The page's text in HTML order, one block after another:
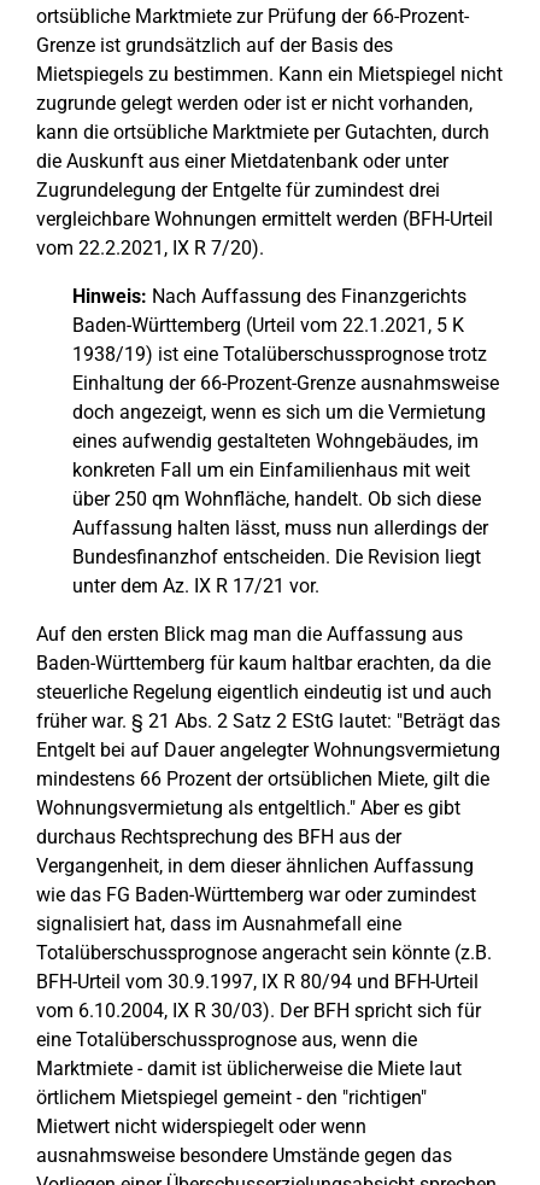
ortsübliche Marktmiete zur Prüfung der 66-Prozent-
Grenze ist grundsätzlich auf der Basis des
Mietspiegels zu bestimmen. Kann ein Mietspiegel nicht
zugrunde gelegt werden oder ist er nicht vorhanden,
kann die ortsübliche Marktmiete per Gutachten, durch
die Auskunft aus einer Mietdatenbank oder unter
Zugrundelegung der Entgelte für zumindest drei
vergleichbare Wohnungen ermittelt werden (BFH-Urteil
vom 22.2.2021, IX R 7/20).
Hinweis: Nach Auffassung des Finanzgerichts
Baden-Württemberg (Urteil vom 22.1.2021, 5 K
1938/19) ist eine Totalüberschussprognose trotz
Einhaltung der 66-Prozent-Grenze ausnahmsweise
doch angezeigt, wenn es sich um die Vermietung
eines aufwendig gestalteten Wohngebäudes, im
konkreten Fall um ein Einfamilienhaus mit weit
über 250 qm Wohnfläche, handelt. Ob sich diese
Auffassung halten lässt, muss nun allerdings der
Bundesfinanzhof entscheiden. Die Revision liegt
unter dem Az. IX R 17/21 vor.
Auf den ersten Blick mag man die Auffassung aus
Baden-Württemberg für kaum haltbar erachten, da die
steuerliche Regelung eigentlich eindeutig ist und auch
früher war. § 21 Abs. 2 Satz 2 EStG lautet: "Beträgt das
Entgelt bei auf Dauer angelegter Wohnungsvermietung
mindestens 66 Prozent der ortsüblichen Miete, gilt die
Wohnungsvermietung als entgeltlich." Aber es gibt
durchaus Rechtsprechung des BFH aus der
Vergangenheit, in dem dieser ähnlichen Auffassung
wie das FG Baden-Württemberg war oder zumindest
signalisiert hat, dass im Ausnahmefall eine
Totalüberschussprognose angeracht sein könnte (z.B.
BFH-Urteil vom 30.9.1997, IX R 80/94 und BFH-Urteil
vom 6.10.2004, IX R 30/03). Der BFH spricht sich für
eine Totalüberschussprognose aus, wenn die
Marktmiete - damit ist üblicherweise die Miete laut
örtlichem Mietspiegel gemeint - den "richtigen"
Mietwert nicht widerspiegelt oder wenn
ausnahmsweise besondere Umstände gegen das